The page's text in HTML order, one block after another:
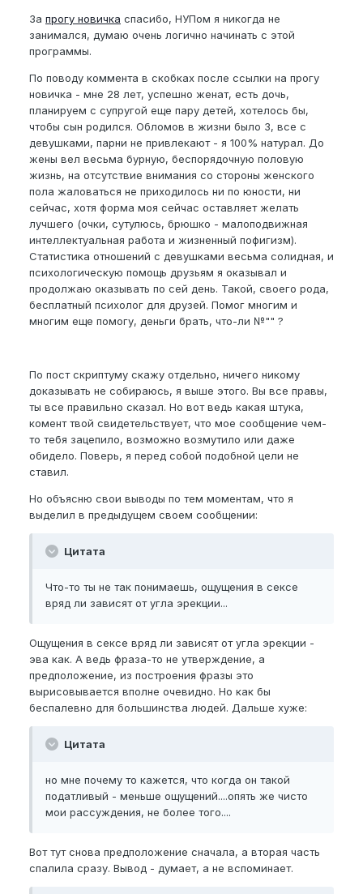
Ты тут никому ничего не докажешь) мы все равно
правы, и каждый делает свое дело) кому какое по
За прогу новичка спасибо, НУПом я никогда не
занимался, думаю очень логично начинать с этой
программы.
По поводу коммента в скобках после ссылки на прогу
новичка - мне 28 лет, успешно женат, есть дочь,
планируем с супругой еще пару детей, хотелось бы,
чтобы сын родился. Обломов в жизни было 3, все с
девушками, парни не привлекают - я 100% натурал. До
жены вел весьма бурную, беспорядочную половую
жизнь, на отсутствие внимания со стороны женского
пола жаловаться не приходилось ни по юности, ни
сейчас, хотя форма моя сейчас оставляет желать
лучшего (очки, сутулюсь, брюшко - малоподвижная
интеллектуальная работа и жизненный пофигизм).
Статистика отношений с девушками весьма солидная, и
психологическую помощь друзьям я оказывал и
продолжаю оказывать по сей день. Такой, своего рода,
бесплатный психолог для друзей. Помог многим и
многим еще помогу, деньги брать, что-ли №"" ?
По пост скриптуму скажу отдельно, ничего никому
доказывать не собираюсь, я выше этого. Вы все правы,
ты все правильно сказал. Но вот ведь какая штука,
комент твой свидетельствует, что мое сообщение чем-
то тебя зацепило, возможно возмутило или даже
обидело. Поверь, я перед собой подобной цели не
ставил.
Но объясню свои выводы по тем моментам, что я
выделил в предыдущем своем сообщении:
Цитата
Что-то ты не так понимаешь, ощущения в сексе
вряд ли зависят от угла эрекции...
Ощущения в сексе вряд ли зависят от угла эрекции -
эва как. А ведь фраза-то не утверждение, а
предположение, из построения фразы это
вырисовывается вполне очевидно. Но как бы
беспалевно для большинства людей. Дальше хуже:
Цитата
но мне почему то кажется, что когда он такой
податливый - меньше ощущений....опять же чисто
мои рассуждения, не более того....
Вот тут снова предположение сначала, а вторая часть
спалила сразу. Вывод - думает, а не вспоминает.